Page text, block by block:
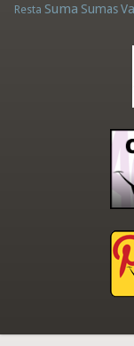
Resta Suma Sumas